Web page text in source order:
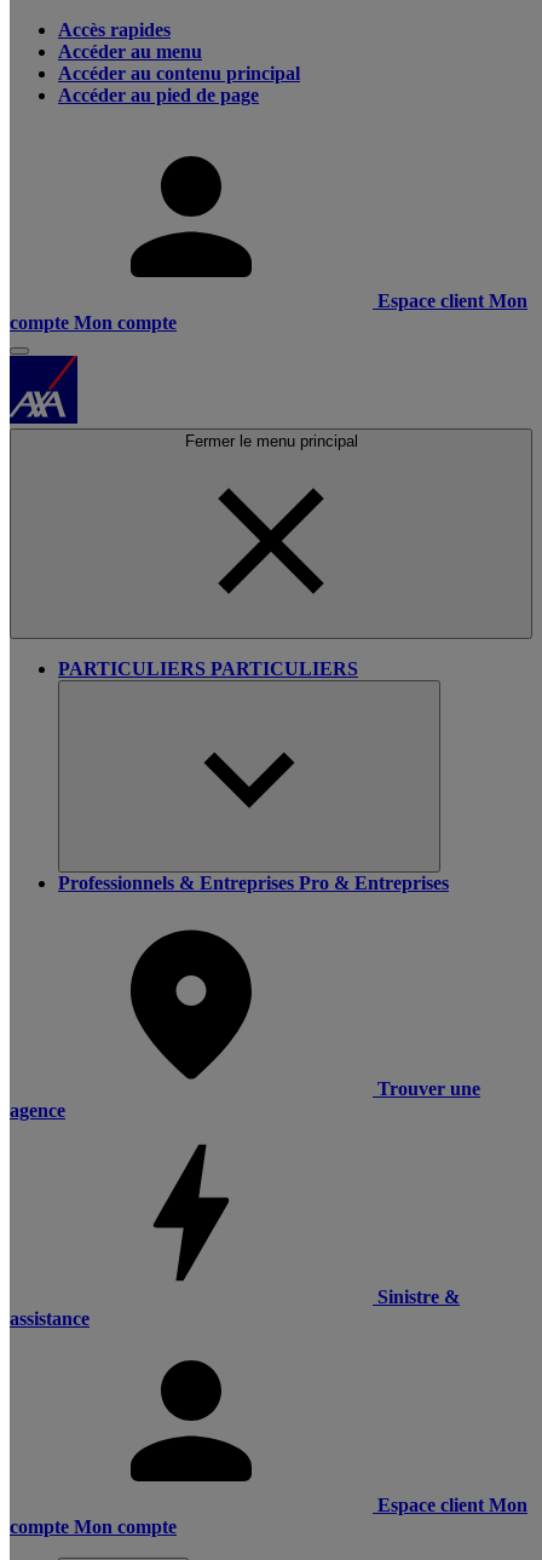
Accès rapides
Accéder au menu
Accéder au contenu principal
Accéder au pied de page
Espace client Mon
compte Mon compte
Fermer le menu principal
PARTICULIERS PARTICULIERS
Professionnels & Entreprises Pro & Entreprises
Trouver une
agence
Sinistre &
assistance
Espace client Mon
compte Mon compte